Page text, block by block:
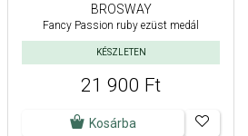
BROSWAY
Fancy Passion ruby ezüst medál
KÉSZLETEN
21 900 Ft
Kosárba